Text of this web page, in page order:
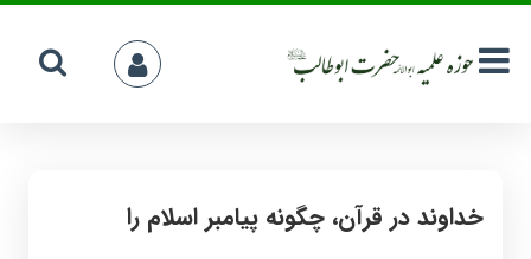
خداوند در قرآن، چگونه پیامبر اسلام را